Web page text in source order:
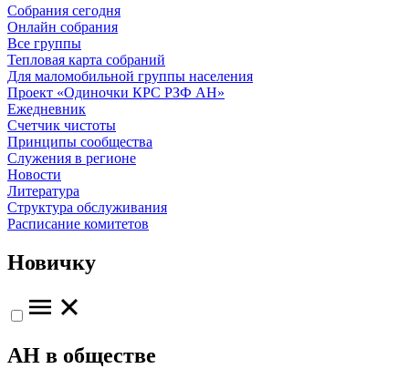
Собрания сегодня
Онлайн собрания
Все группы
Тепловая карта собраний
Для маломобильной группы населения
Проект «Одиночки КРС РЗФ АН»
Ежедневник
Счетчик чистоты
Принципы сообщества
Служения в регионе
Новости
Литература
Структура обслуживания
Расписание комитетов
Новичку
АН в обществе